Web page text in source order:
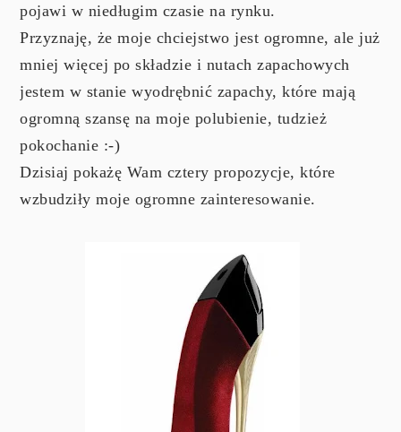
pojawi w niedługim czasie na rynku.
Przyznaję, że moje chciejstwo jest ogromne, ale już
mniej więcej po składzie i nutach zapachowych
jestem w stanie wyodrębnić zapachy, które mają
ogromną szansę na moje polubienie, tudzież
pokochanie :-)
Dzisiaj pokażę Wam cztery propozycje, które
wzbudziły moje ogromne zainteresowanie.